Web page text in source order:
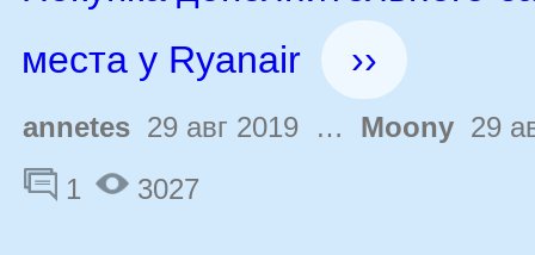
места у Ryanair
››
annetes 29 авг 2019 … Moony 29
1
3027